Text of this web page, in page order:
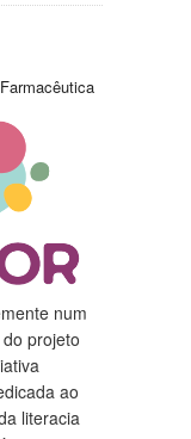
Farmacêutica
num
projeto
ao
literacia